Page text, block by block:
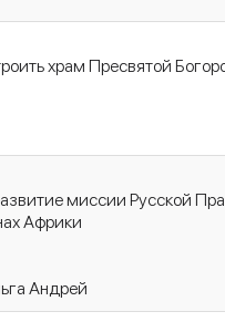
храм Пресвятой
миссии Русской
Африки
Андрей